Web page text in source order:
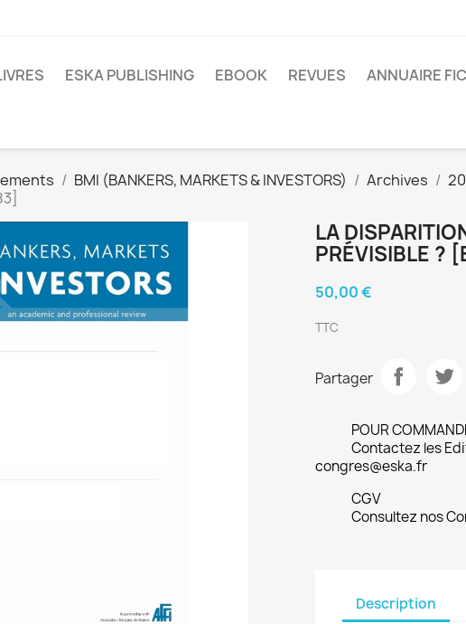
ESKA PUBLISHING EBOOK REVUES ANNUAIRE
BMI (BANKERS, MARKETS & INVESTORS) Archives
LA
PRÉVISIBLE ?
50,00 €
TTC
Partager
POUR
Contactez les
congres@eska.fr
CGV
Consultez nos
Description